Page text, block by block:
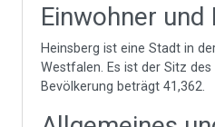
Einwohner und
Heinsberg ist eine Stadt in
Westfalen. Es ist der Sitz des
Bevölkerung beträgt 41,362.